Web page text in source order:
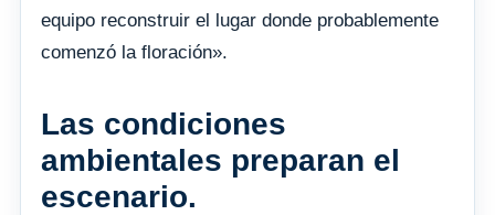
equipo reconstruir el lugar donde probablemente
comenzó la floración».
Las condiciones
ambientales preparan el
escenario.